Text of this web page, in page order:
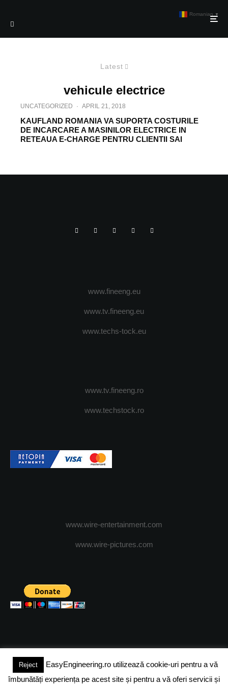
Latest
vehicule electrice
UNCATEGORIZED · APRIL 21, 2018
KAUFLAND ROMANIA VA SUPORTA COSTURILE
DE INCARCARE A MASINILOR ELECTRICE IN
RETEAUA E-CHARGE PENTRU CLIENTII SAI
www.fineeng.eu
www.tv.fineeng.eu
www.techs-tock.eu
www.tv.fineeng.ro
www.techstock.ro
www.wire-entertainment.com
www.wire-pictures.com
(c) 2024 - FineEngineeringMagazine. All rights reserved.
Reject
EasyEngineering.ro utilizează cookie-uri pentru a vă
îmbunătăți experiența pe acest site și pentru a vă oferi servicii și
Romanian ▼